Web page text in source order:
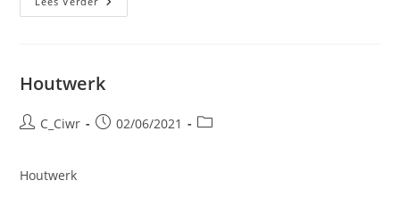
Vernissen
Houtwerk
BerichtC_Ciwr
Bericht02/06/2021 Berichtcategorie:
Houtwerk